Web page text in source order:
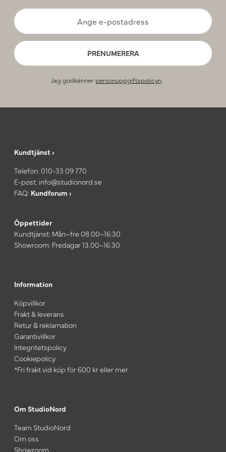
PRENUMERERA
Jag godkänner personuppgiftspolicyn.
Kundtjänst ›
Telefon: 010-33 09 770
E-post: info@studionord.se
FAQ: Kundforum ›
Öppettider
Kundtjänst: Mån–fre 08.00–16:30
Showroom: Fredagar 13.00–16:30
Information
Köpvillkor
Frakt & leverans
Retur & reklamation
Garantivillkor
Integritetspolicy
Cookiepolicy
*Fri frakt vid köp för 600 kr eller mer
Om StudioNord
Team StudioNord
Om oss
Showroom